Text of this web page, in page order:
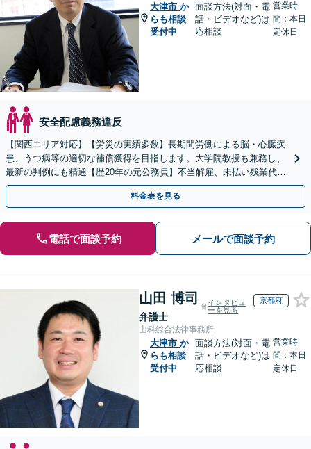
大津市 か
らも相談
受付中
面談方法(対面・電
話・ビデオなど)は
応相談
営業時
間：本日
定休日
安全配慮義務違反
【関西エリア対応】【労災の実績多数】長期間労働による脳・心臓疾
患、うつ病等の適切な補償獲得を目指します。大学院教授も兼務し、
最新の判例にも精通【歴20年の元公務員】不当解雇、未払い残業代
等、労働者の立場から親身にサポート【初回相談無料】
料金表を見る
電話で面談予約 メールで面談予約
山田 博司
弁護士
インタビュ
ーを見る
京都府
山科総合法律事務所
大津市 か
らも相談
受付中
面談方法(対面・電
話・ビデオなど)は
応相談
営業時
間：本日
定休日